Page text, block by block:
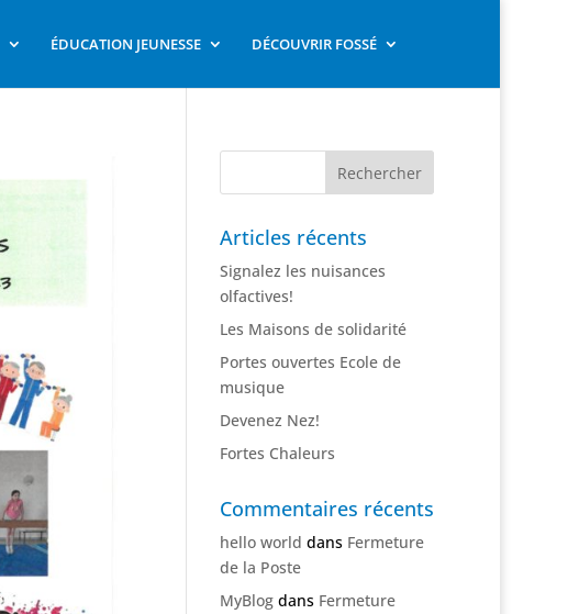
ÉDUCATION JEUNESSE DÉCOUVRIR FOSSÉ
Articles récents
Signalez les nuisances
olfactives!
Les Maisons de solidarité
Portes ouvertes Ecole de
musique
Devenez Nez!
Fortes Chaleurs
Commentaires récents
hello world dans Fermeture
de la Poste
MyBlogdans Fermeture